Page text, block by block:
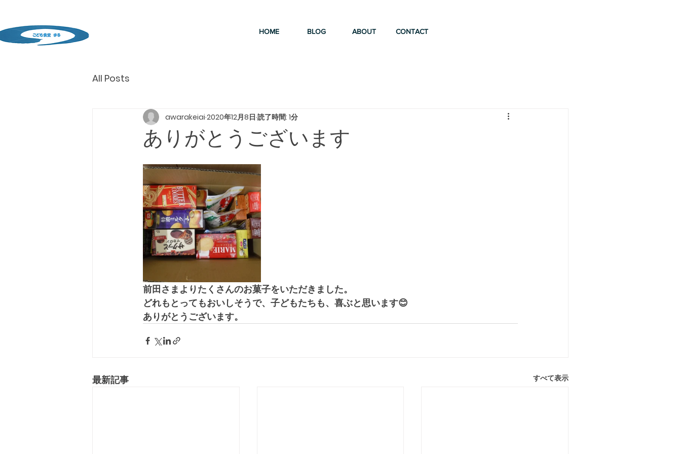
HOME BLOG ABOUT CONTACT
All Posts
ありがとうございます
awarakeiai 2020年12月8日 読了時間: 1分
前田さまよりたくさんのお菓子をいただきました。
どれもとってもおいしそうで、子どもたちも、喜ぶと思います😊
ありがとうございます。
最新記事 すべて表示